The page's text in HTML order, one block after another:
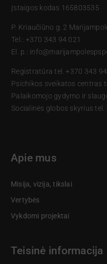
Įstaigos kodas 165803535
P. Kriaučiūno g. 2
Tel.: +370 343 94 021
El. p.:
Registratūra tel. +370 343
Psichikos sveikatos centras
Palaikomojo gydymo ir
Socialinės globos skyrius tel.
Apie mus
Misija, vizija, tikslai
Vertybės
Vykdomi projektai
Teisinė informacija